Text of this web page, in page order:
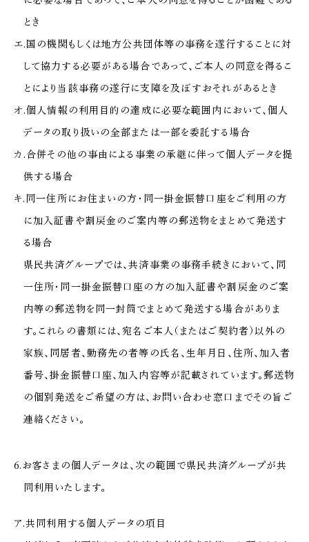
とき
エ.国の機関もしくは地方公共団体等の事務を遂行することに対
して協力する必要がある場合であって、ご本人の同意を得るこ
とにより当該事務の遂行に支障を及ぼすおそれがあるとき
オ.個人情報の利用目的の達成に必要な範囲内において、個人
データの取り扱いの全部または一部を委託する場合
カ.合併その他の事由による事業の承継に伴って個人データを提
供する場合
キ.同一住所にお住まいの方・同一掛金振替口座をご利用の方
に加入証書や割戻金のご案内等の郵送物をまとめて発送す
る場合
県民共済グループでは、共済事業の事務手続きにおいて、同
一住所・同一掛金振替口座の方の加入証書や割戻金のご案
内等の郵送物を同一封筒でまとめて発送する場合がありま
す。これらの書類には、宛名ご本人（またはご契約者）以外の
家族、同居者、勤務先の者等の氏名、生年月日、住所、加入者
番号、掛金振替口座、加入内容等が記載されています。郵送物
の個別発送をご希望の方は、お問い合わせ窓口までその旨ご
連絡ください。
6.お客さまの個人データは、次の範囲で県民共済グループが共
同利用いたします。
ア.共同利用する個人データの項目